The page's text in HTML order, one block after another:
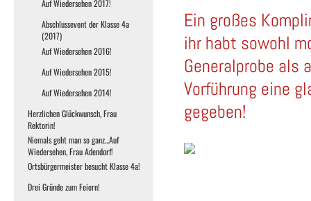
Auf Wiedersehen 2017!
Abschlussevent der Klasse 4a
(2017)
Auf Wiedersehen 2016!
Auf Wiedersehen 2015!
Auf Wiedersehen 2014!
Herzlichen Glückwunsch, Frau
Rektorin!
Niemals geht man so ganz...Auf
Wiedersehen, Frau Adendorf!
Ortsbürgermeister besucht Klasse 4a!
Drei Gründe zum Feiern!
Ein großes
ihr habt sowohl
Generalprobe als
Vorführung eine
gegeben!